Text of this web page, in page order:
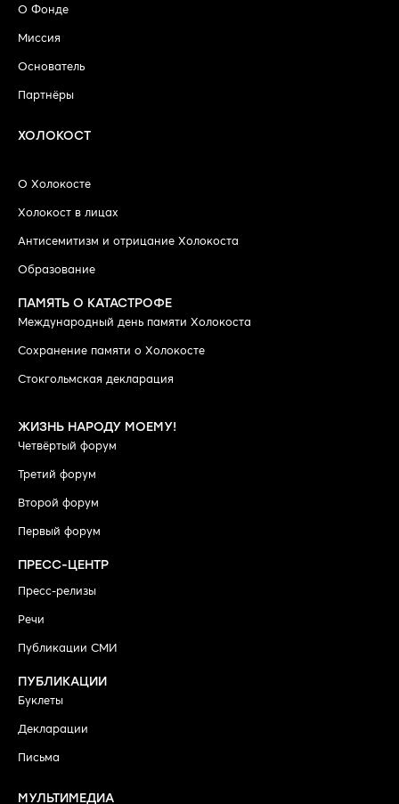
О Фонде
Миссия
Основатель
Партнёры
ХОЛОКОСТ
О Холокосте
Холокост в лицах
Антисемитизм и отрицание Холокоста
Образование
ПАМЯТЬ О КАТАСТРОФЕ
Международный день памяти Холокоста
Сохранение памяти о Холокосте
Стокгольмская декларация
ЖИЗНЬ НАРОДУ МОЕМУ!
Четвёртый форум
Третий форум
Второй форум
Первый форум
ПРЕСС-ЦЕНТР
Пресс-релизы
Речи
Публикации СМИ
ПУБЛИКАЦИИ
Буклеты
Декларации
Письма
МУЛЬТИМЕДИА